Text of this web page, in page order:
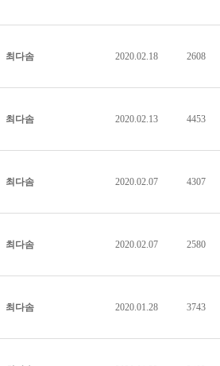
최다솜 2020.02.18 2608
최다솜 2020.02.13 4453
최다솜 2020.02.07 4307
최다솜 2020.02.07 2580
최다솜 2020.01.28 3743